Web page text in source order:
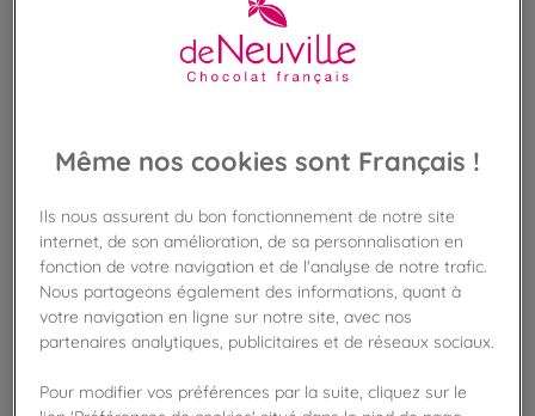
17,90 €
Poids 180g (99,44 €/kg)
BIENTÔT DE RETOUR
Disponible en boutique !
Même nos cookies sont Français !
Ils nous assurent du bon fonctionnement de notre site
internet, de son amélioration, de sa personnalisation en
fonction de votre navigation et de l'analyse de notre trafic.
Nous partageons également des informations, quant à
votre navigation en ligne sur notre site, avec nos
partenaires analytiques, publicitaires et de réseaux sociaux.
Pour modifier vos préférences par la suite, cliquez sur le